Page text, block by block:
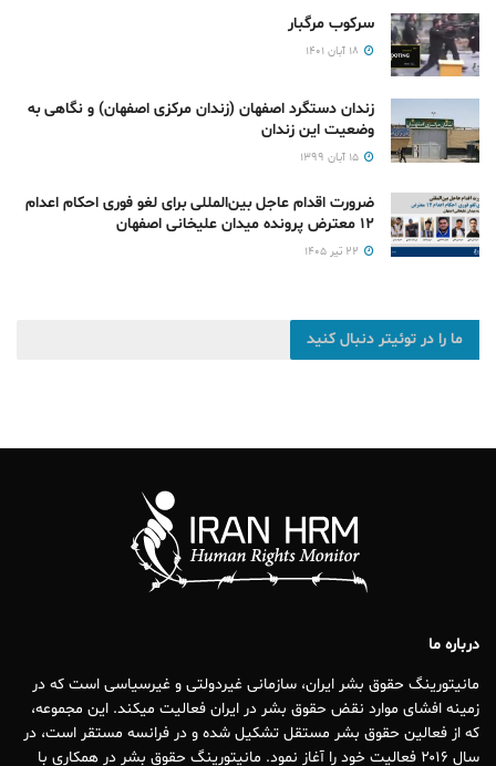
سرکوب مرگبار
زندان دستگرد اصفهان (زندان مرکزی اصفهان) و نگاهی به
وضعیت این زندان
ضرورت اقدام عاجل بین‌المللی برای لغو فوری احکام اعدام
۱۲ معترض پرونده میدان علیخانی اصفهان
ما را در توئیتر دنبال کنید
درباره ما
مانیتورینگ حقوق بشر ایران، سازمانی غیردولتی و غیرسیاسی است که در
زمینه افشای موارد نقض حقوق بشر در ایران فعالیت میکند. این مجموعه،
که از فعالین حقوق بشر مستقل تشکیل شده و در فرانسه مستقر است، در
سال ۲۰۱۶ فعالیت خود را آغاز نمود. مانیتورینگ حقوق بشر در همکاری با